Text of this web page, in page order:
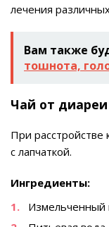
лечения
Вам также
тошнота,
Чай от
При расстройстве
с лапчаткой.
Ингредиенты:
Измельченный